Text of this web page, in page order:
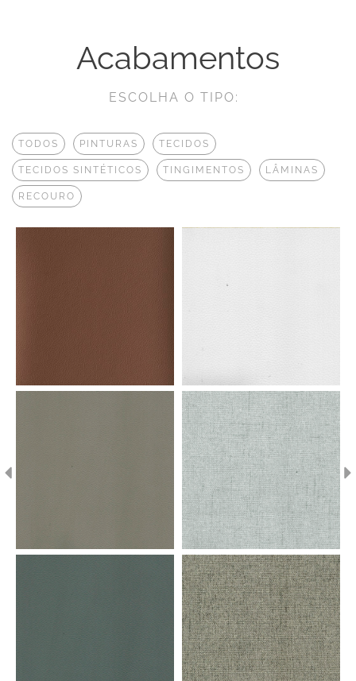
Acabamentos
ESCOLHA O TIPO:
TODOS PINTURAS TECIDOS
TECIDOS SINTÉTICOS TINGIMENTOS LÂMINAS
RECOURO